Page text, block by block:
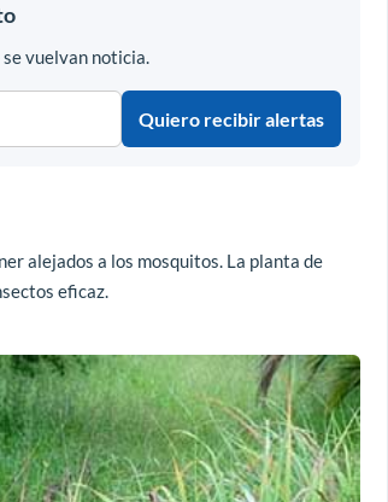
vuelvan noticia.
Quiero recibir alertas
alejados a los mosquitos. La planta de
eficaz.